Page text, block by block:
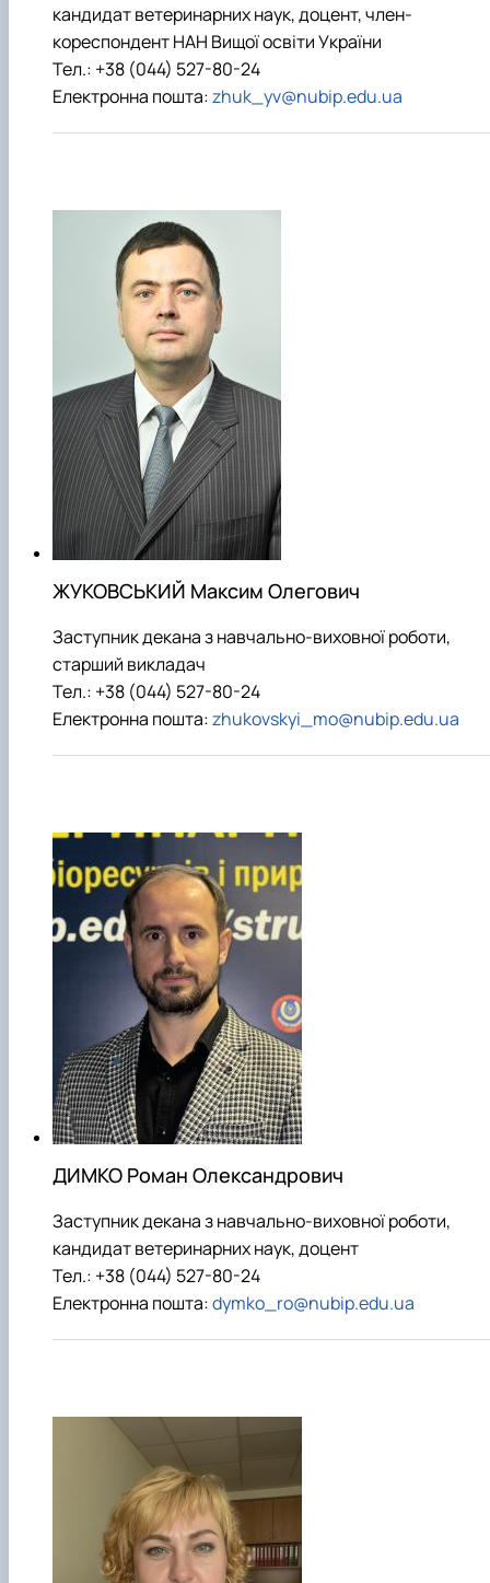
кандидат ветеринарних наук, доцент, член-
кореспондент НАН Вищої освіти України
Тел.: +38 (044) 527-80-24
Електронна пошта:zhuk_yv@nubip.edu.ua
ЖУКОВСЬКИЙ Максим Олегович
Заступник декана з навчально-виховної роботи,
старший викладач
Тел.: +38 (044) 527-80-24
Електронна пошта:zhukovskyi_mo@nubip.edu.ua
ДИМКО Роман Олександрович
Заступник декана з навчально-виховної роботи,
кандидат ветеринарних наук, доцент
Тел.: +38 (044) 527-80-24
Електронна пошта:dymko_ro@nubip.edu.ua